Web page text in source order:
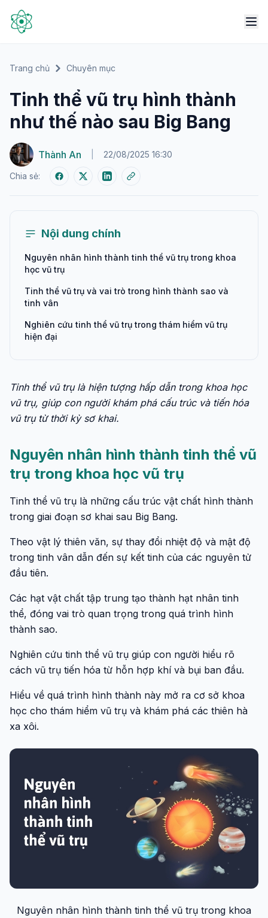
Trang chủ Chuyên mục
Tinh thể vũ trụ hình thành
như thế nào sau Big Bang
Thành An 22/08/2025 16:30
Chia sẻ:
Nội dung chính
Nguyên nhân hình thành tinh thể vũ trụ trong khoa
học vũ trụ
Tinh thể vũ trụ và vai trò trong hình thành sao và
tinh vân
Nghiên cứu tinh thể vũ trụ trong thám hiểm vũ trụ
hiện đại
Tinh thể vũ trụ là hiện tượng hấp dẫn trong khoa học
vũ trụ, giúp con người khám phá cấu trúc và tiến hóa
vũ trụ từ thời kỳ sơ khai.
Nguyên nhân hình thành tinh thể vũ
trụ trong khoa học vũ trụ
Tinh thể vũ trụ là những cấu trúc vật chất hình thành
trong giai đoạn sơ khai sau Big Bang.
Theo vật lý thiên văn, sự thay đổi nhiệt độ và mật độ
trong tinh vân dẫn đến sự kết tinh của các nguyên tử
đầu tiên.
Các hạt vật chất tập trung tạo thành hạt nhân tinh
thể, đóng vai trò quan trọng trong quá trình hình
thành sao.
Nghiên cứu tinh thể vũ trụ giúp con người hiểu rõ
cách vũ trụ tiến hóa từ hỗn hợp khí và bụi ban đầu.
Hiểu về quá trình hình thành này mở ra cơ sở khoa
học cho thám hiểm vũ trụ và khám phá các thiên hà
xa xôi.
Nguyên nhân hình thành tinh thể vũ trụ trong khoa